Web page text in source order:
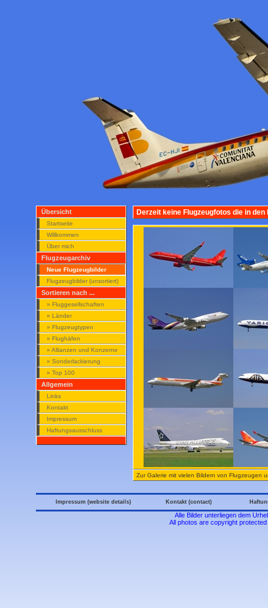
Übersicht
Startseite
Willkommen
Über mich
Flugzeugarchiv
Neue Flugzeugbilder
Flugzeugbilder (unsortiert)
Sortieren nach ...
» Fluggesellschaften
» Länder
» Flugzeugtypen
» Flughäfen
» Allianzen und Konzerne
» Sonderlackierung
» Top 100
Allgemein
Links
Kontakt
Impressum
Haftungsausschluss
Derzeit keine Flugzeugfotos die in
Zur Galerie mit vielen Bildern von Flugzeugen
Impressum (website details) Kontakt (contact)
Alle Bilder unterliegen dem
All photos are copyright